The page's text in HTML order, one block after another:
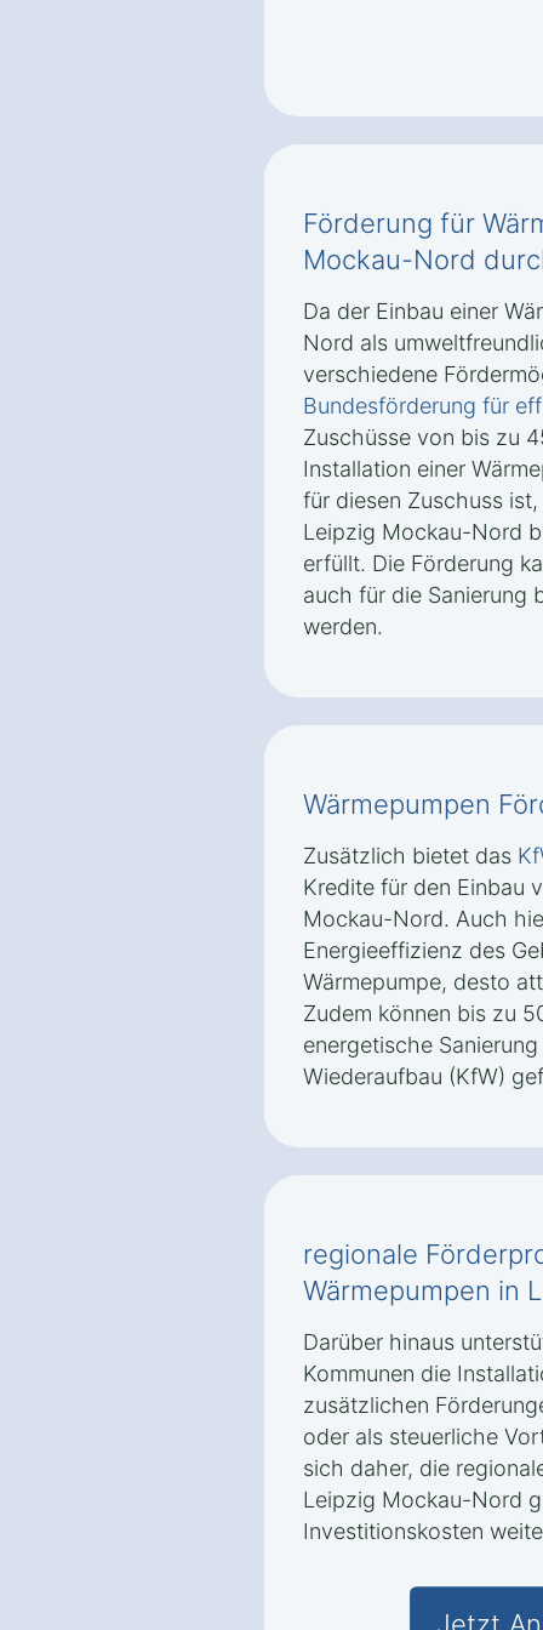
Förderung für
Mockau-Nord
Da der Einbau einer
Nord als
verschiedene
Bundesförderung für
Zuschüsse von bis zu
Installation einer
für diesen Zuschuss
Leipzig Mockau-Nord
erfüllt. Die Förderung
auch für die Sanierung
werden.
Wärmepumpen
Zusätzlich bietet das
Kredite für den Einbau
Mockau-Nord. Auch
Energieeffizienz des
Wärmepumpe, desto
Zudem können bis zu
energetische
Wiederaufbau (KfW)
regionale
Wärmepumpen in
Darüber hinaus
Kommunen die
zusätzlichen
oder als steuerliche
sich daher, die
Leipzig Mockau-Nord
Investitionskosten